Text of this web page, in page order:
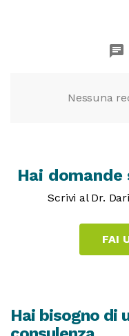
chat
Nessuna
Hai
Scrivi al Dr.
Hai bisogno di